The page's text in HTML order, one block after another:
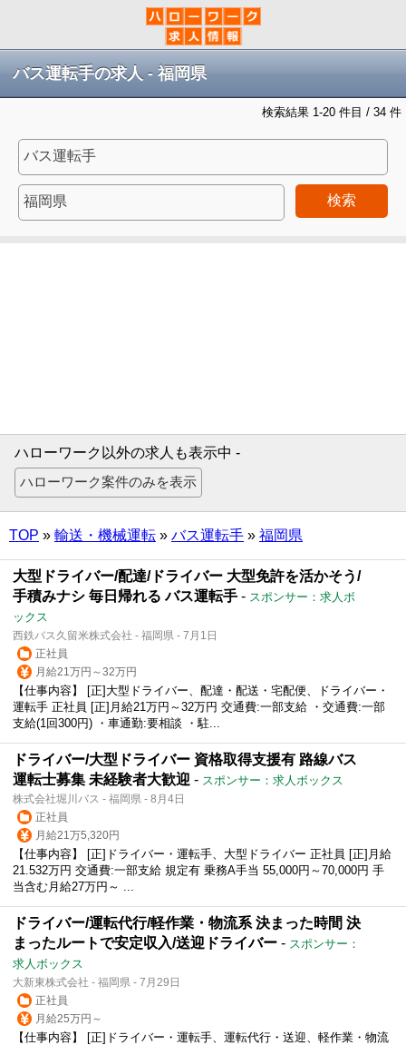
バス運転手の求人 - 福岡県
検索結果 1-20 件目 / 34 件
検索
ハローワーク以外の求人も表示中 -
TOP » 輸送・機械運転 » バス運転手 » 福岡県
大型ドライバー/配達/ドライバー 大型免許を活かそう/
手積みナシ 毎日帰れる バス運転手 - スポンサー：求人ボ
ックス
西鉄バス久留米株式会社 - 福岡県 - 7月1日
正社員
月給21万円～32万円
【仕事内容】 [正]大型ドライバー、配達・配送・宅配便、ドライバー・
運転手 正社員 [正]月給21万円～32万円 交通費:一部支給 ・交通費:一部
支給(1回300円) ・車通勤:要相談 ・駐...
ドライバー/大型ドライバー 資格取得支援有 路線バス
運転士募集 未経験者大歓迎 - スポンサー：求人ボックス
株式会社堀川バス - 福岡県 - 8月4日
正社員
月給21万5,320円
【仕事内容】 [正]ドライバー・運転手、大型ドライバー 正社員 [正]月給
21.532万円 交通費:一部支給 規定有 乗務A手当 55,000円～70,000円 手
当含む月給27万円～ ...
ドライバー/運転代行/軽作業・物流系 決まった時間 決
まったルートで安定収入/送迎ドライバー - スポンサー：
求人ボックス
大新東株式会社 - 福岡県 - 7月29日
正社員
月給25万円～
【仕事内容】 [正]ドライバー・運転手、運転代行・送迎、軽作業・物流